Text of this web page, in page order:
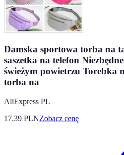
Damska sportowa torba na
saszetka na telefon
świeżym powietrzu Torebka
torba na
AliExpress PL
17.39 PLNZobacz cenę